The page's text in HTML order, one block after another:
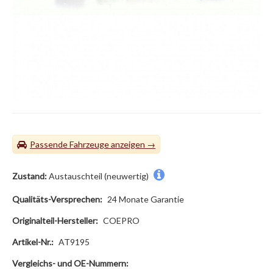
Passende Fahrzeuge
Zustand:Austauschteil (neuwertig)
Qualitäts-Versprechen: 24 Monate Garantie
Originalteil-Hersteller: COEPRO
Artikel-Nr.: AT9195
Vergleichs- und OE-Nummern: